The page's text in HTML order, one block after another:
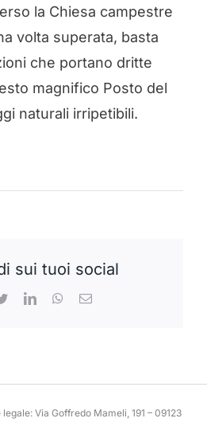
la Chiesa campestre
volta superata, basta
che portano dritte
magnifico Posto del
naturali irripetibili.
sui tuoi social
TwitterLinkedInWhatsApp
Email
Via Goffredo Mameli, 191 – 09123